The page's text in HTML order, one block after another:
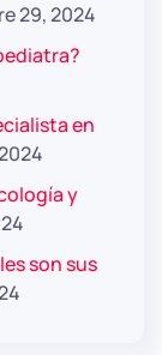
29, 2024
en
y
son sus